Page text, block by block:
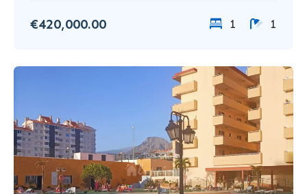
€420,000.00 1 1